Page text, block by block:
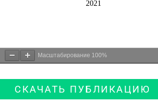
Масштабирование 100%
СКАЧАТЬ ПУБЛИКАЦИЮ